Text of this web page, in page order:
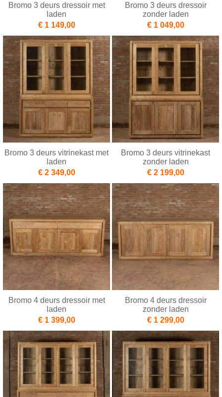
Bromo 3 deurs dressoir met
laden
€ 1 149,00
Bromo 3 deurs dressoir
zonder laden
€ 1 049,00
Bromo 3 deurs vitrinekast met
laden
€ 2 349,00
Bromo 3 deurs vitrinekast
zonder laden
€ 2 199,00
Bromo 4 deurs dressoir met
laden
€ 1 399,00
Bromo 4 deurs dressoir
zonder laden
€ 1 299,00